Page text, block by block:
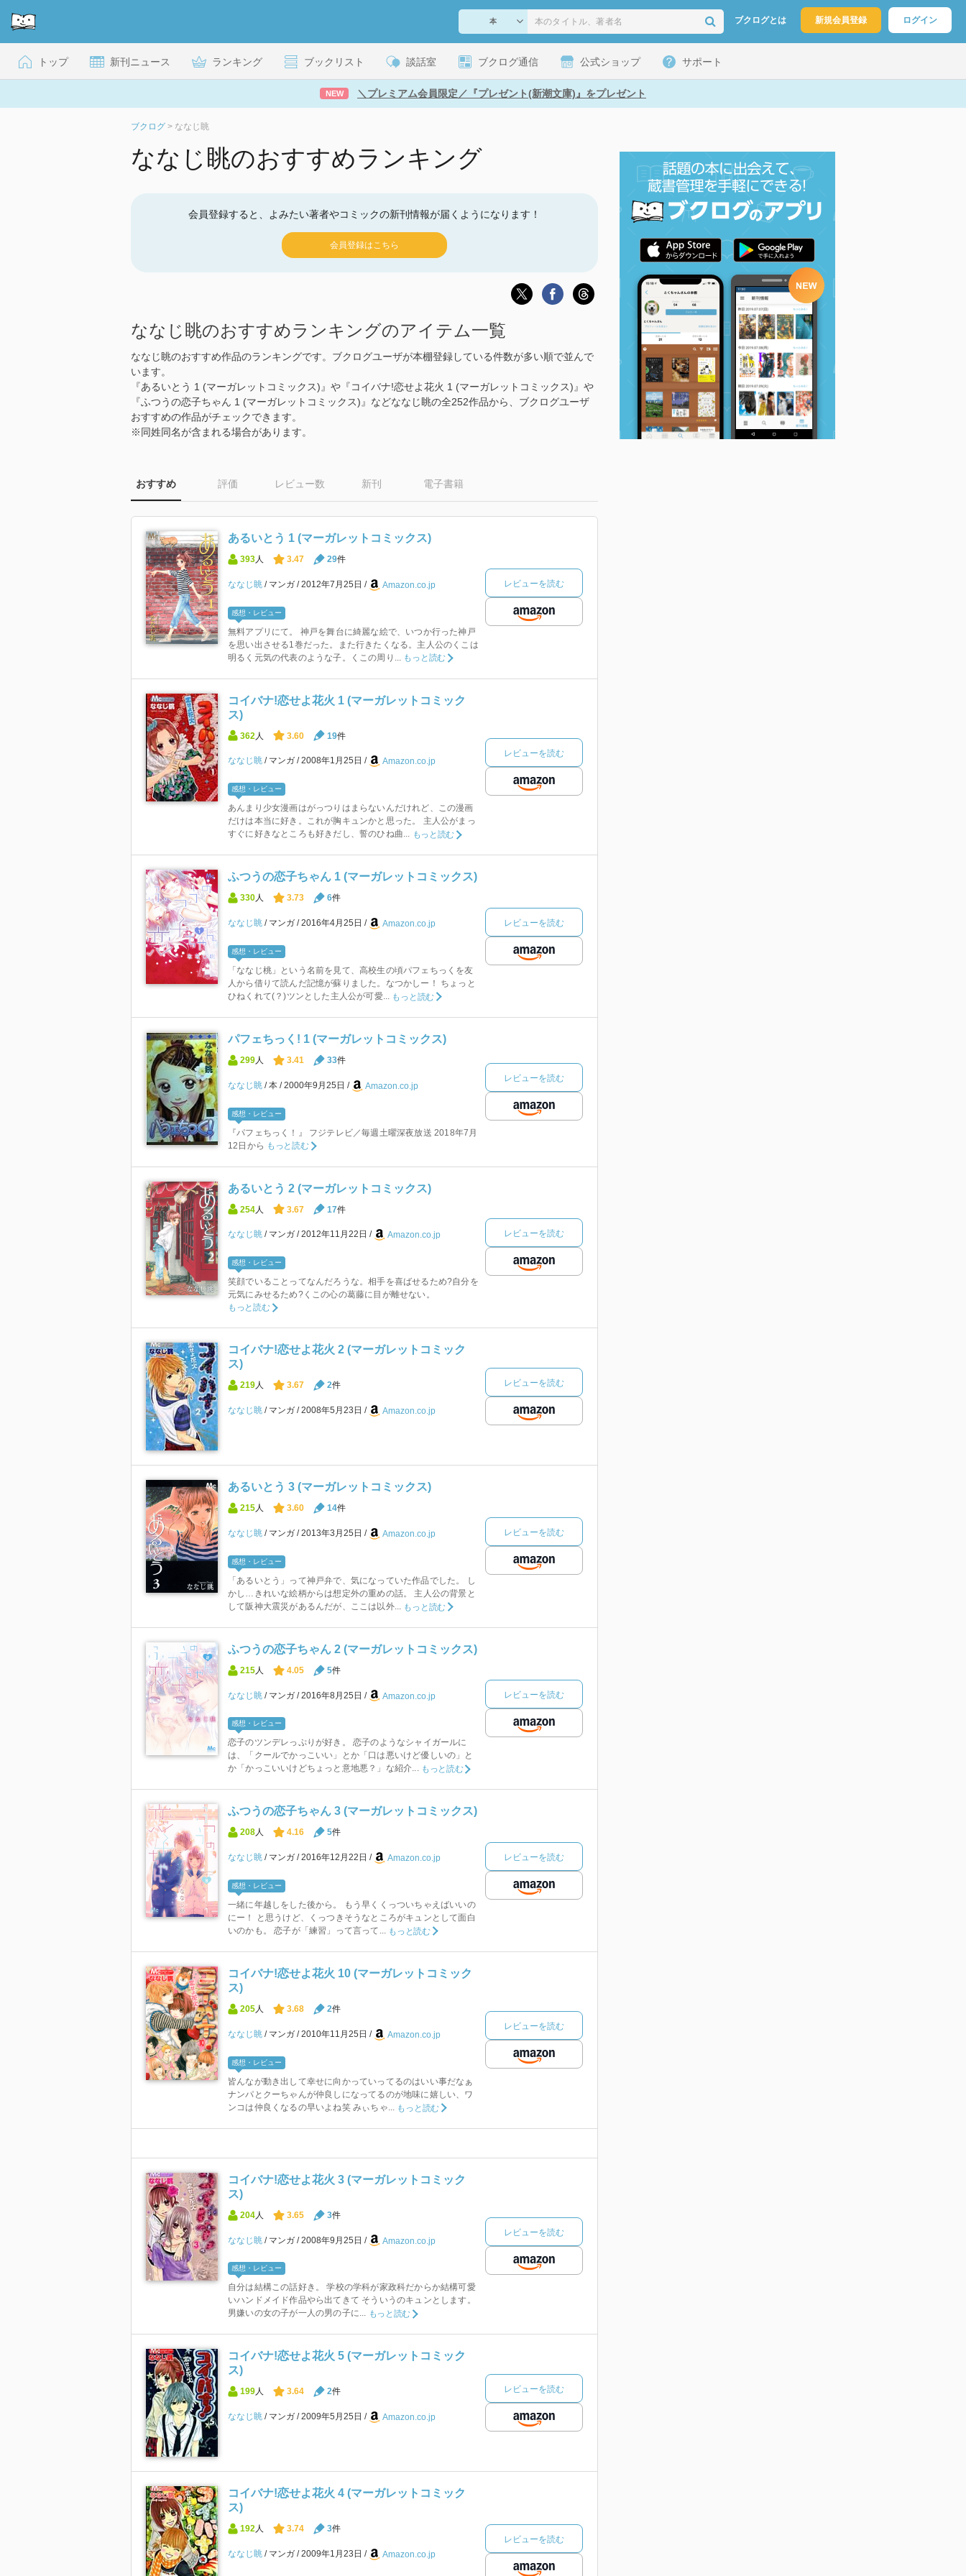
ブクログとは 新規会員登録 ログイン
トップ 新刊ニュース ランキング ブックリスト 談話室 ブクログ通信 公式ショップ サポート
NEW ＼プレミアム会員限定／『プレゼント(新潮文庫)』をプレゼント
ブクログ > ななじ眺
ななじ眺のおすすめランキング
会員登録すると、よみたい著者やコミックの新刊情報が届くようになります！
会員登録はこちら
ななじ眺のおすすめランキングのアイテム一覧
ななじ眺のおすすめ作品のランキングです。ブクログユーザが本棚登録している件数が多い順で並んで
います。
『あるいとう 1 (マーガレットコミックス)』や『コイバナ!恋せよ花火 1 (マーガレットコミックス)』や
『ふつうの恋子ちゃん 1 (マーガレットコミックス)』などななじ眺の全252作品から、ブクログユーザ
おすすめの作品がチェックできます。
※同姓同名が含まれる場合があります。
おすすめ 評価 レビュー数 新刊 電子書籍
あるいとう 1 (マーガレットコミックス)
393人 3.47 29件
ななじ眺 マンガ 2012年7月25日 Amazon.co.jp
感想・レビュー
無料アプリにて。 神戸を舞台に綺麗な絵で、いつか行った神戸
を思い出させる1巻だった。また行きたくなる。主人公のくこは
明るく元気の代表のような子。くこの周り...
もっと読む
レビューを読む
コイバナ!恋せよ花火 1 (マーガレットコミック
ス)
362 人 3.60 19件
ななじ眺 マンガ 2008年1月25日 Amazon.co.jp
感想・レビュー
あんまり少女漫画はがっつりはまらないんだけれど、この漫画
だけは本当に好き。これが胸キュンかと思った。 主人公がまっ
すぐに好きなところも好きだし、誓のひね曲... もっと読む
レビューを読む
ふつうの恋子ちゃん 1 (マーガレットコミックス)
330人 3.73 6件
ななじ眺 マンガ 2016年4月25日 Amazon.co.jp
感想・レビュー
「ななじ桃」という名前を見て、高校生の頃パフェちっくを友
人から借りて読んだ記憶が蘇りました。なつかしー！ ちょっと
ひねくれて(？)ツンとした主人公が可愛... もっと読む
レビューを読む
パフェちっく! 1 (マーガレットコミックス)
299 人 3.41 33件
ななじ眺 本 2000年9月25日 Amazon.co.jp
感想・レビュー
『パフェちっく！』 フジテレビ／毎週土曜深夜放送 2018年7月
12日から もっと読む
レビューを読む
あるいとう 2 (マーガレットコミックス)
254 人 3.67 17件
ななじ眺 マンガ 2012年11月22日 Amazon.co.jp
感想・レビュー
笑顔でいることってなんだろうな。相手を喜ばせるため?自分を
元気にみせるため?くこの心の葛藤に目が離せない。
もっと読む
レビューを読む
コイバナ!恋せよ花火 2 (マーガレットコミック
ス)
219人 3.67 2件
ななじ眺 マンガ 2008年5月23日 Amazon.co.jp
レビューを読む
あるいとう 3 (マーガレットコミックス)
215人 3.60 14件
ななじ眺 マンガ 2013年3月25日 Amazon.co.jp
感想・レビュー
「あるいとう」って神戸弁で、気になっていた作品でした。 し
かし…きれいな絵柄からは想定外の重めの話。 主人公の背景と
して阪神大震災があるんだが、ここは以外...
もっと読む
レビューを読む
ふつうの恋子ちゃん 2 (マーガレットコミックス)
215 人 4.05 5件
ななじ眺 マンガ 2016年8月25日 Amazon.co.jp
感想・レビュー
恋子のツンデレっぷりが好き。 恋子のようなシャイガールに
は、「クールでかっこいい」とか「口は悪いけど優しいの」と
か「かっこいいけどちょっと意地悪？」な紹介... もっと読む
レビューを読む
ふつうの恋子ちゃん 3 (マーガレットコミックス)
208人 4.16 5件
ななじ眺 マンガ 2016年12月22日 Amazon.co.jp
感想・レビュー
一緒に年越しをした後から。 もう早くくっついちゃえばいいの
にー！ と思うけど、くっつきそうなところがキュンとして面白
いのかも。 恋子が「練習」って言って... もっと読む
レビューを読む
コイバナ!恋せよ花火 10 (マーガレットコミック
ス)
205人 3.68 2件
ななじ眺 マンガ 2010年11月25日 Amazon.co.jp
感想・レビュー
皆んなが動き出して幸せに向かっていってるのはいい事だなぁ
ナンパとクーちゃんが仲良しになってるのが地味に嬉しい、ワ
ンコは仲良くなるの早いよね笑 みぃちゃ...
もっと読む
レビューを読む
コイバナ!恋せよ花火 3 (マーガレットコミック
ス)
204 人 3.65 3件
ななじ眺 マンガ 2008年9月25日 Amazon.co.jp
感想・レビュー
自分は結構この話好き。 学校の学科が家政科だからか結構可愛
いハンドメイド作品やら出てきて そういうのキュンとします。
男嫌いの女の子が一人の男の子に... もっと読む
レビューを読む
コイバナ!恋せよ花火 5 (マーガレットコミック
ス)
199人 3.64 2件
ななじ眺 マンガ 2009年5月25日 Amazon.co.jp
レビューを読む
コイバナ!恋せよ花火 4 (マーガレットコミック
ス)
192人 3.74 3件
ななじ眺 マンガ 2009年1月23日 Amazon.co.jp
レビューを読む